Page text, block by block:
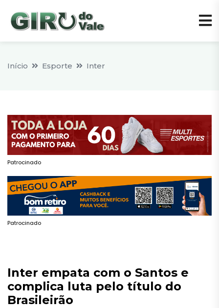
Início Esporte Inter
Patrocinado
Patrocinado
Inter empata com o Santos e
complica luta pelo título do
Brasileirão